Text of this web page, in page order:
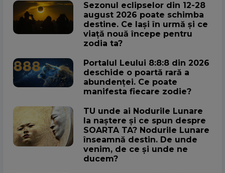
Sezonul eclipselor din 12-28
august 2026 poate schimba
destine. Ce lași în urmă și ce
viață nouă începe pentru
zodia ta?
Portalul Leului 8:8:8 din 2026
deschide o poartă rară a
abundenței. Ce poate
manifesta fiecare zodie?
TU unde ai Nodurile Lunare
la naștere și ce spun despre
SOARTA TA? Nodurile Lunare
înseamnă destin. De unde
venim, de ce și unde ne
ducem?